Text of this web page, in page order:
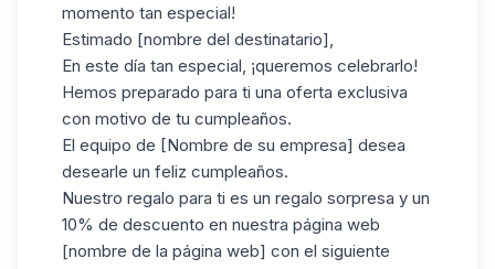
momento tan especial!
Estimado [nombre del destinatario],
En este día tan especial, ¡queremos celebrarlo!
Hemos preparado para ti una oferta exclusiva
con motivo de tu cumpleaños.
El equipo de [Nombre de su empresa] desea
desearle un feliz cumpleaños.
Nuestro regalo para ti es un regalo sorpresa y un
10% de descuento en nuestra página web
[nombre de la página web] con el siguiente